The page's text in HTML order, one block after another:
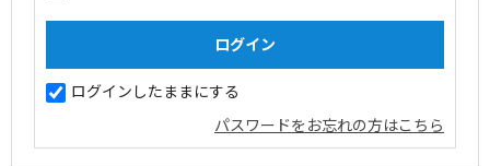
ログインしたままにする
パスワードをお忘れの方はこちら